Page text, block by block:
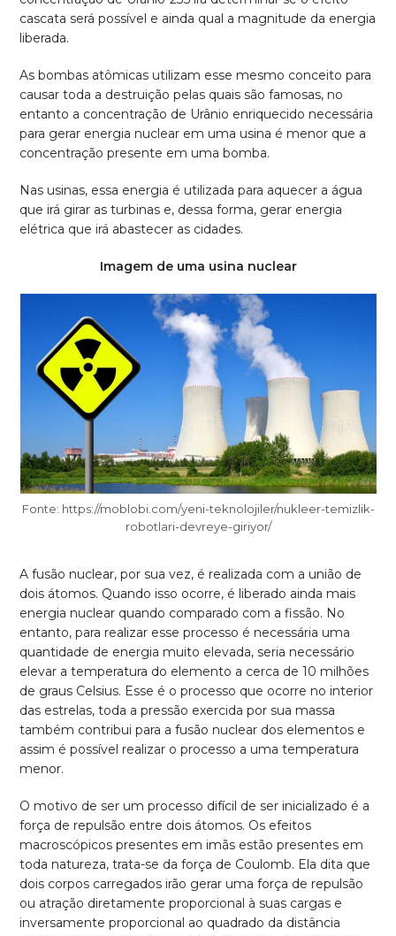
cascata será possível e ainda qual a magnitude da energia
liberada.
As bombas atômicas utilizam esse mesmo conceito para
causar toda a destruição pelas quais são famosas, no
entanto a concentração de Urânio enriquecido necessária
para gerar energia nuclear em uma usina é menor que a
concentração presente em uma bomba.
Nas usinas, essa energia é utilizada para aquecer a água
que irá girar as turbinas e, dessa forma, gerar energia
elétrica que irá abastecer as cidades.
Imagem de uma usina nuclear
Fonte: https://moblobi.com/yeni-teknolojiler/nukleer-temizlik-
robotlari-devreye-giriyor/
A fusão nuclear, por sua vez, é realizada com a união de
dois átomos. Quando isso ocorre, é liberado ainda mais
energia nuclear quando comparado com a fissão. No
entanto, para realizar esse processo é necessária uma
quantidade de energia muito elevada, seria necessário
elevar a temperatura do elemento a cerca de 10 milhões
de graus Celsius. Esse é o processo que ocorre no interior
das estrelas, toda a pressão exercida por sua massa
também contribui para a fusão nuclear dos elementos e
assim é possível realizar o processo a uma temperatura
menor.
O motivo de ser um processo difícil de ser inicializado é a
força de repulsão entre dois átomos. Os efeitos
macroscópicos presentes em imãs estão presentes em
toda natureza, trata-se da força de Coulomb. Ela dita que
dois corpos carregados irão gerar uma força de repulsão
ou atração diretamente proporcional à suas cargas e
inversamente proporcional ao quadrado da distância